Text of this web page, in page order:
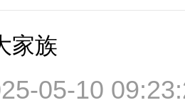
家族
05-10